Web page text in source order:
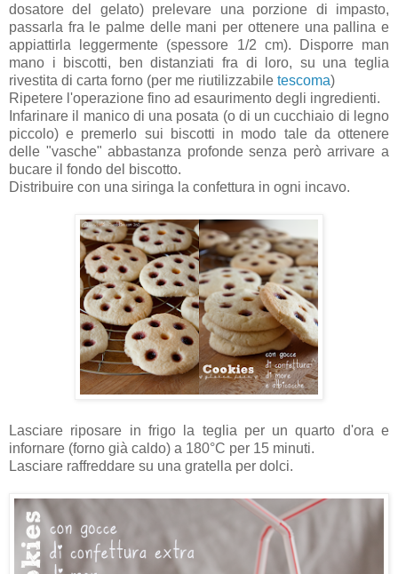
dosatore del gelato) prelevare una porzione di impasto,
passarla fra le palme delle mani per ottenere una pallina e
appiattirla leggermente (spessore 1/2 cm). Disporre man
mano i biscotti, ben distanziati fra di loro, su una teglia
rivestita di carta forno (per me riutilizzabile tescoma)
Ripetere l'operazione fino ad esaurimento degli ingredienti.
Infarinare il manico di una posata (o di un cucchiaio di legno
piccolo) e premerlo sui biscotti in modo tale da ottenere
delle "vasche" abbastanza profonde senza però arrivare a
bucare il fondo del biscotto.
Distribuire con una siringa la confettura in ogni incavo.
Lasciare riposare in frigo la teglia per un quarto d'ora e
infornare (forno già caldo) a 180°C per 15 minuti.
Lasciare raffreddare su una gratella per dolci.